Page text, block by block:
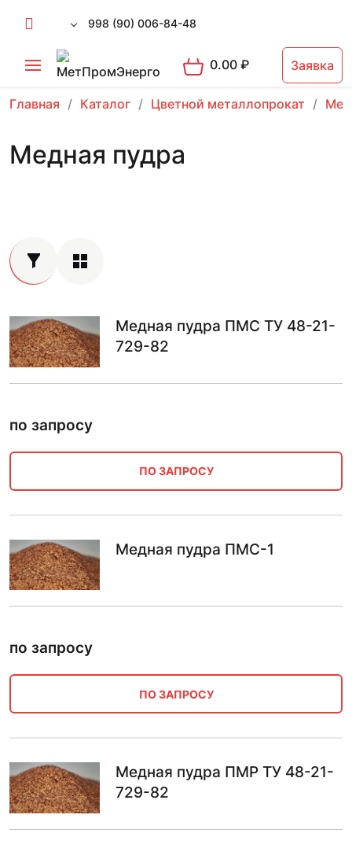
998 (90) 006-84-48
0.00₽ Заявка
Главная Каталог Цветной металлопрокат
Медная пудра
Медная пудра ПМС ТУ 48-21-
729-82
по запросу
ПО ЗАПРОСУ
Медная пудра ПМС-1
по запросу
ПО ЗАПРОСУ
Медная пудра ПМР ТУ 48-21-
729-82